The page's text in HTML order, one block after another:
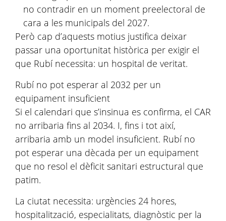
no contradir en un moment preelectoral de
cara a les municipals del 2027.
Però cap d’aquests motius justifica deixar
passar una oportunitat històrica per exigir el
que Rubí necessita: un hospital de veritat.
Rubí no pot esperar al 2032 per un
equipament insuficient
Si el calendari que s’insinua es confirma, el CAR
no arribaria fins al 2034. I, fins i tot així,
arribaria amb un model insuficient. Rubí no
pot esperar una dècada per un equipament
que no resol el dèficit sanitari estructural que
patim.
La ciutat necessita: urgències 24 hores,
hospitalització, especialitats, diagnòstic per la